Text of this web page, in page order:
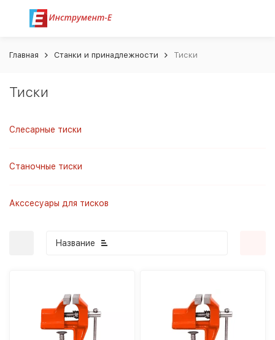
Главная Станки и принадлежности Тиски
Тиски
Слесарные тиски
Станочные тиски
Акссесуары для тисков
Название
покупателей